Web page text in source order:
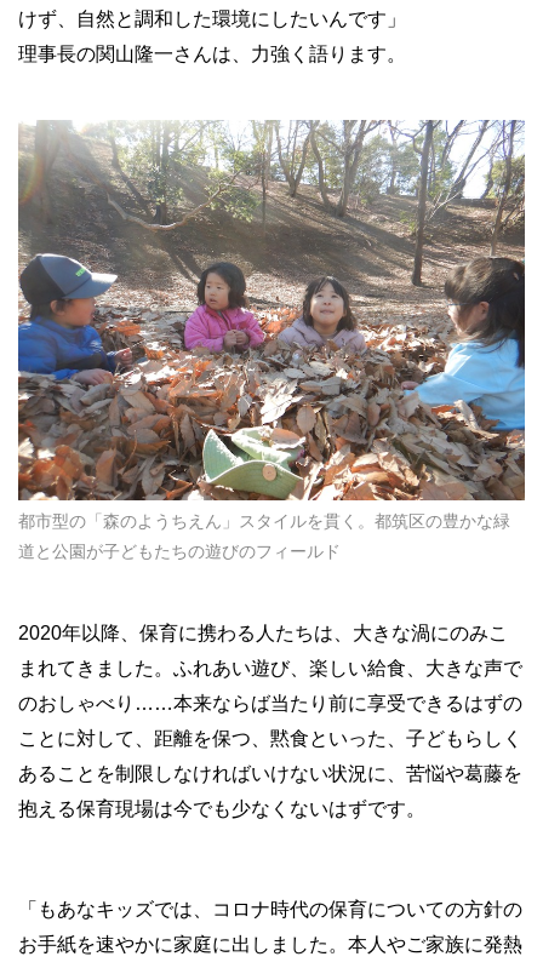
けず、自然と調和した環境にしたいんです」
理事長の関山隆一さんは、力強く語ります。
都市型の「森のようちえん」スタイルを貫く。都筑区の豊かな緑
道と公園が子どもたちの遊びのフィールド
2020年以降、保育に携わる人たちは、大きな渦にのみこ
まれてきました。ふれあい遊び、楽しい給食、大きな声で
のおしゃべり……本来ならば当たり前に享受できるはずの
ことに対して、距離を保つ、黙食といった、子どもらしく
あることを制限しなければいけない状況に、苦悩や葛藤を
抱える保育現場は今でも少なくないはずです。
「もあなキッズでは、コロナ時代の保育についての方針の
お手紙を速やかに家庭に出しました。本人やご家族に発熱